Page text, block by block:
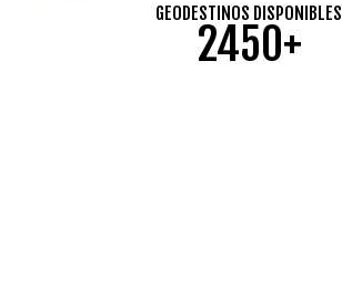
GEODESTINOS DISPONIBLES
2450+